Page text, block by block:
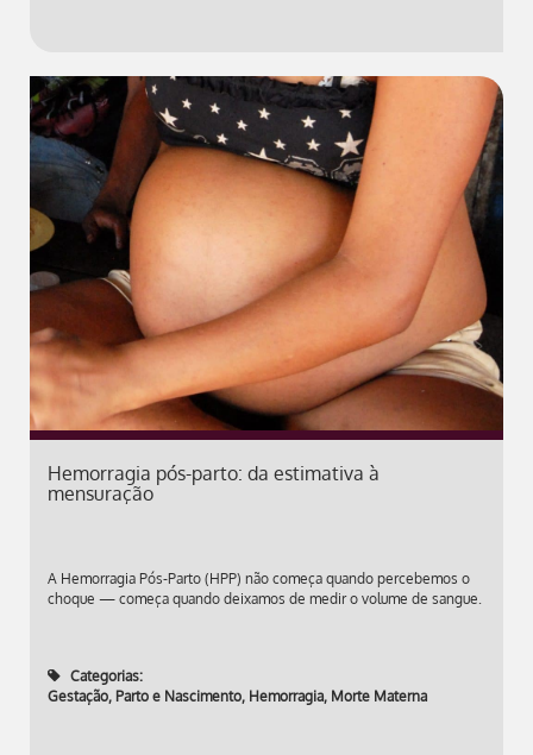
Hemorragia pós-parto: da estimativa à
mensuração
A Hemorragia Pós-Parto (HPP) não começa quando percebemos o
choque — começa quando deixamos de medir o volume de sangue.
Categorias:
Gestação, Parto e Nascimento, Hemorragia, Morte Materna